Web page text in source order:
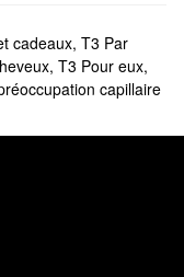
cadeaux, T3 Par
, T3 Pour eux,
capillaire